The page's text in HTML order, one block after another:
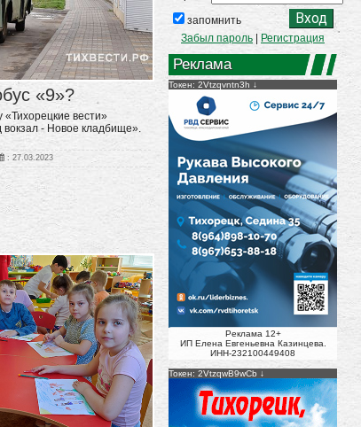
запомнить
Забыл пароль
Регистрация
Реклама
Токен: 2Vtzqvntn3h
Реклама 12+
ИП Елена Евгеньевна Казинцева.
ИНН-232100449408
Токен: 2VtzqwB9wCb
«9»?
«Тихорецкие вести»
- Новое кладбище».
:27.03.2023